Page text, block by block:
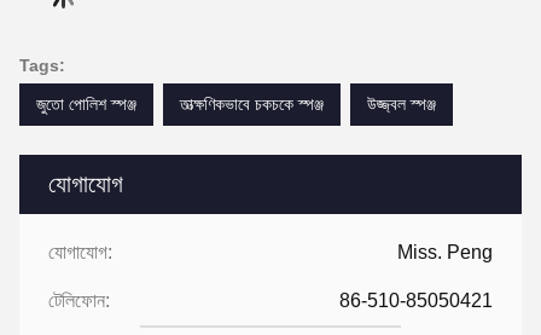
যোগাযোগ
যোগাযোগ: Miss. Peng
টেলিফোন: 86-510-85050421
Tags:
জুতো পোলিশ স্পঞ্জ
তাত্ক্ষণিকভাবে চকচকে স্পঞ্জ উজ্জ্বল স্পঞ্জ